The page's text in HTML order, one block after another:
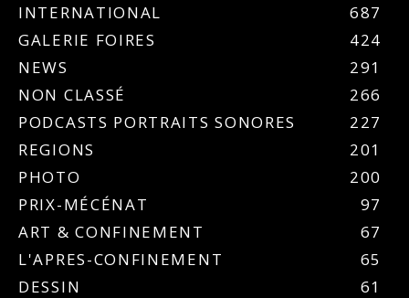
INTERNATIONAL
687
GALERIE FOIRES
424
NEWS
291
NON CLASSÉ
266
PODCASTS PORTRAITS SONORES
227
REGIONS
201
PHOTO
200
PRIX-MÉCÉNAT
97
ART & CONFINEMENT
67
L'APRES-CONFINEMENT
65
DESSIN
61